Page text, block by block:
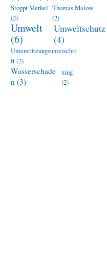
Stoppt Merkel
(2)
Thomas Malow
(2)
Umwelt
(6)
Umweltschutz
(4)
Unterstützungsunterschri
ft(2)
Wasserschade
n (3)
xing
(2)